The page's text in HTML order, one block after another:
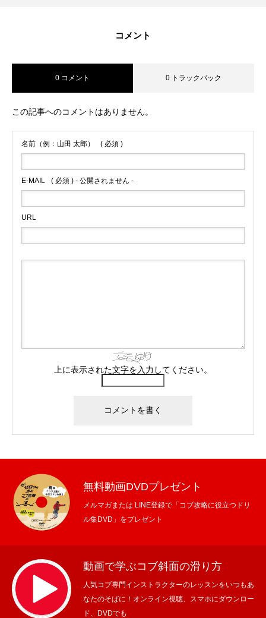
コメント
0 コメント 0 トラックバック
この記事へのコメントはありません。
名前（例：山田 太郎） ( 必須 )
E-MAIL ( 必須 ) - 公開されません -
URL
上に表示された文字を入力してください。
無料動画DVDプレゼント
メルマガまたは LINE登録で「コブ攻略に役立つドリ
ル集DVD」をプレゼント
動画で学ぶコブ斜面の滑り方
人気コブ専門インストラクターのレッスンをいつもあ
なたのそばに！オンライン視聴、スマホにダウンロー
ド、DVDでも